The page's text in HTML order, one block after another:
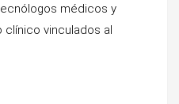
médicos y
vinculados al